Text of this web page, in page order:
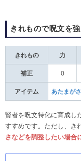
きれもので呪文を
きれもの 力
補正 0
アイテム あたまが
賢者を呪文特化に育成し
すすめです。ただし、き
さなどを調整したい場合